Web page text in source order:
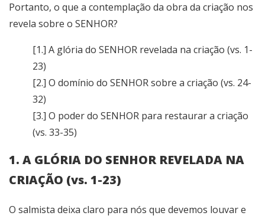
Portanto, o que a contemplação da obra da criação nos
revela sobre o SENHOR?
[1.] A glória do SENHOR revelada na criação (vs. 1-
23)
[2.] O domínio do SENHOR sobre a criação (vs. 24-
32)
[3.] O poder do SENHOR para restaurar a criação
(vs. 33-35)
1. A GLÓRIA DO SENHOR REVELADA NA
CRIAÇÃO (vs. 1-23)
O salmista deixa claro para nós que devemos louvar e